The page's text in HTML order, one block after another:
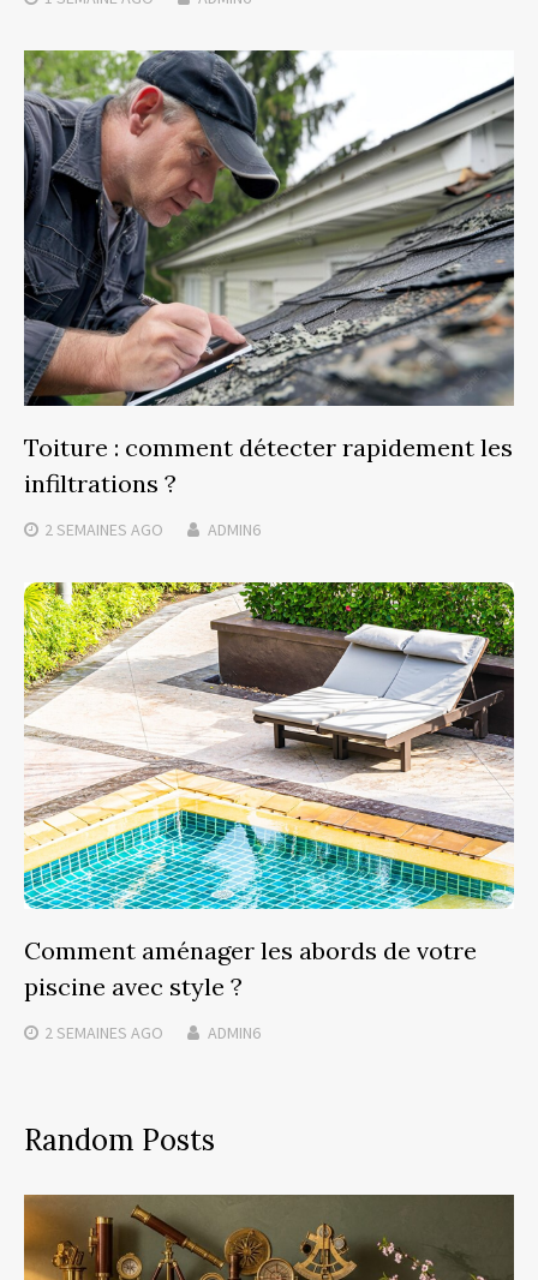
Toiture : comment détecter rapidement les
infiltrations ?
2 SEMAINES AGO ADMIN6
Comment aménager les abords de votre
piscine avec style ?
2 SEMAINES AGO ADMIN6
Random Posts